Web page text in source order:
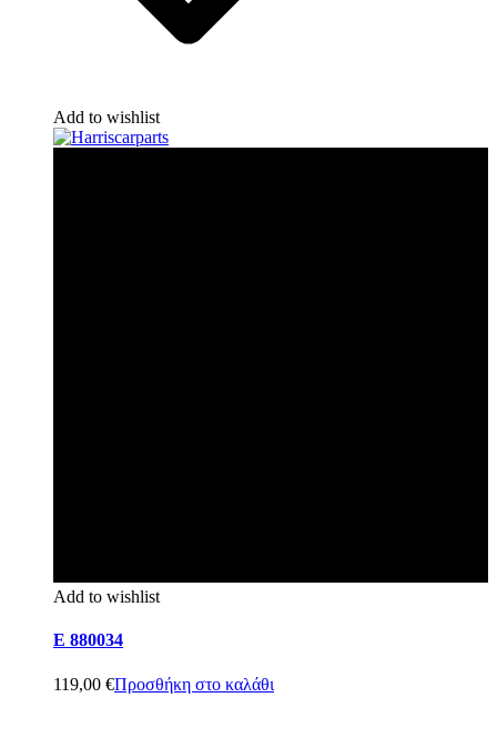
Add to wishlist
Add to wishlist
E 880034
119,00 €Προσθήκη στο καλάθι